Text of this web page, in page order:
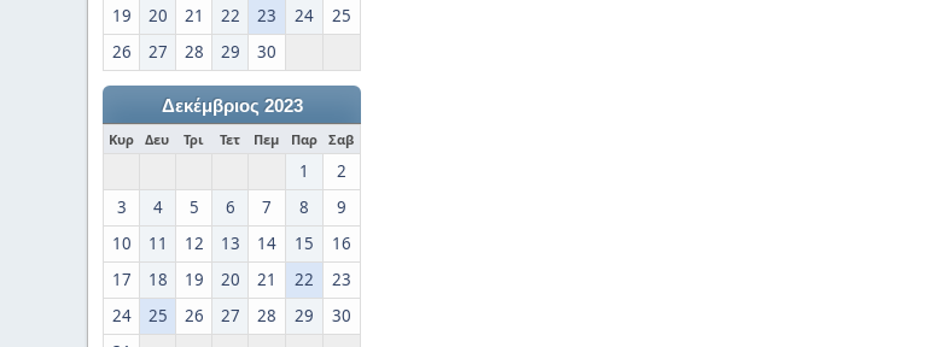
19
20 21 22 23 24
25
26
27 28 29 30
Δεκέμβριος 2023
Κυρ Δευ Τρι Τετ Πεμ Παρ Σαβ
1
2
3
4 5 6 7 8
9
10
11 12 13 14 15
16
17
18 19 20 21 22
23
24
25 26 27 28 29
30